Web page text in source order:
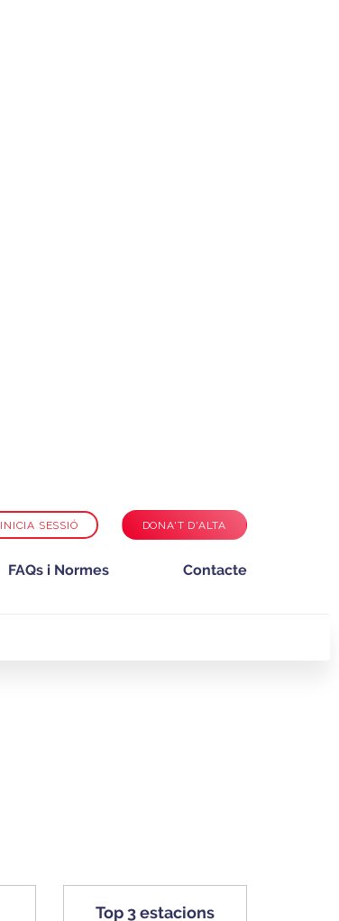
INICIA SESSIÓ DONA'T D'ALTA
FAQs i Normes Contacte
Top 3 estacions